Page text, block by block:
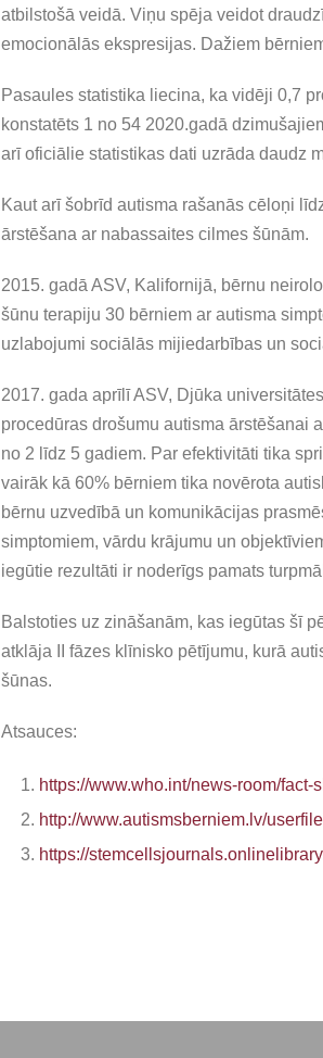
atbilstošā veidā. Viņu spēja veidot
emocionālās ekspresijas. Dažiem
Pasaules statistika liecina, ka vidēji 0,7
konstatēts 1 no 54 2020.gadā
arī oficiālie statistikas dati uzrāda daudz
Kaut arī šobrīd autisma rašanās cēloņi
ārstēšana ar nabassaites cilmes šūnām.
2015. gadā ASV, Kalifornijā, bērnu
šūnu terapiju 30 bērniem ar autisma
uzlabojumi sociālās mijiedarbības un
2017. gada aprīlī ASV, Djūka
procedūras drošumu autisma ārstēšanai
no 2 līdz 5 gadiem. Par efektivitāti tika
vairāk kā 60% bērniem tika novērota
bērnu uzvedībā un komunikācijas
simptomiem, vārdu krājumu un
iegūtie rezultāti ir noderīgs pamats
Balstoties uz zināšanām, kas iegūtas šī
atklāja II fāzes klīnisko pētījumu, kurā
šūnas.
Atsauces:
https://www.who.int/news-room/
http://www.autismsberniem.lv/
https://